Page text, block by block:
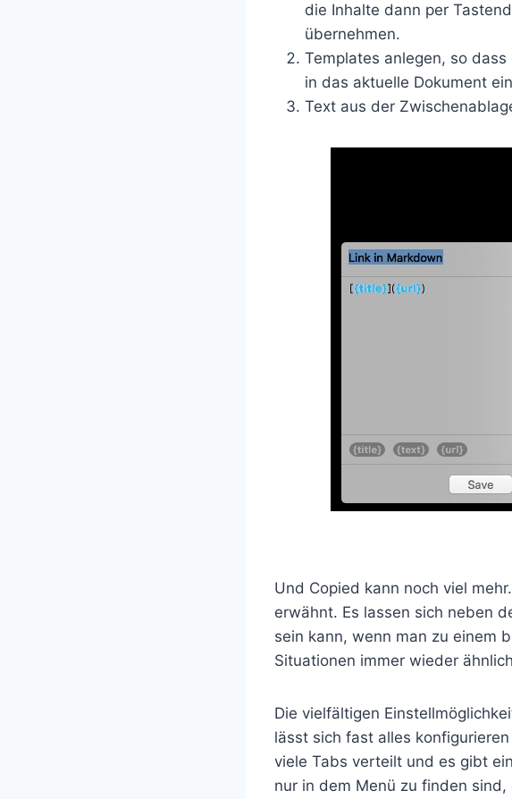
die Inhalte dann per
übernehmen.
Templates anlegen, so
in das aktuelle Dokument
Text aus der
Und Copied kann noch viel
erwähnt. Es lassen sich neben
sein kann, wenn man zu einem
Situationen immer wieder
Die vielfältigen
lässt sich fast alles
viele Tabs verteilt und es gibt
nur in dem Menü zu finden